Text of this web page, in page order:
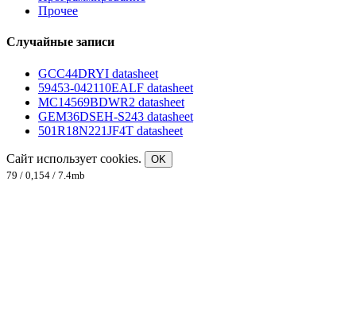
Прочее
Случайные записи
GCC44DRYI datasheet
59453-042110EALF datasheet
MC14569BDWR2 datasheet
GEM36DSEH-S243 datasheet
501R18N221JF4T datasheet
Сайт использует cookies.
OK
79 / 0,154 / 7.4mb